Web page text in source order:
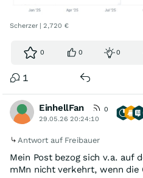
Scherzer | 2,720 €
0 0 0
1
EinhellFan
0
29.05.26 20:24:10
Antwort auf Freibauer
Mein Post bezog sich v.a. auf
mMn nicht verkehrt, wenn die